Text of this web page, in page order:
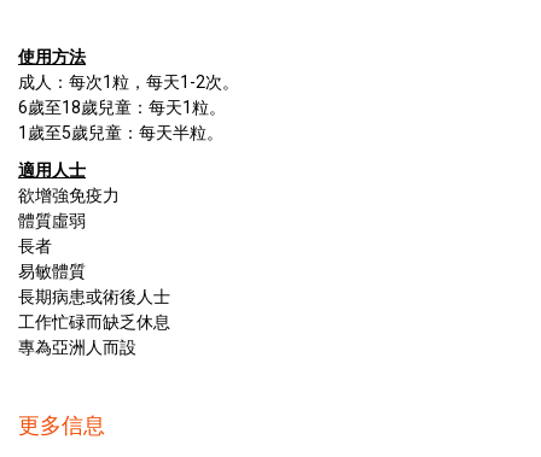
使用方法
成人：每次1粒，每天1-2次。
6歲至18歲兒童：每天1粒。
1歲至5歲兒童：每天半粒。
適用人士
欲增強免疫力
體質虛弱
長者
易敏體質
長期病患或術後人士
工作忙碌而缺乏休息
專為亞洲人而設
更多信息